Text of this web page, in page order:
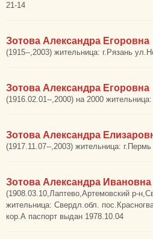
21-14
Зотова Александра Егоровна
(1915--,2003) жительница: г.Рязань
Зотова Александра Егоровна
(1916.02.01--,2000) на 2000
Зотова Александра
(1917.11.07--,2003) жительница:
Зотова Александра Ивановна
(1908.03.10,Лаптево,Артемовский р-
жительница: Свердл.обл.
кор.А паспорт выдан 1978.10.04